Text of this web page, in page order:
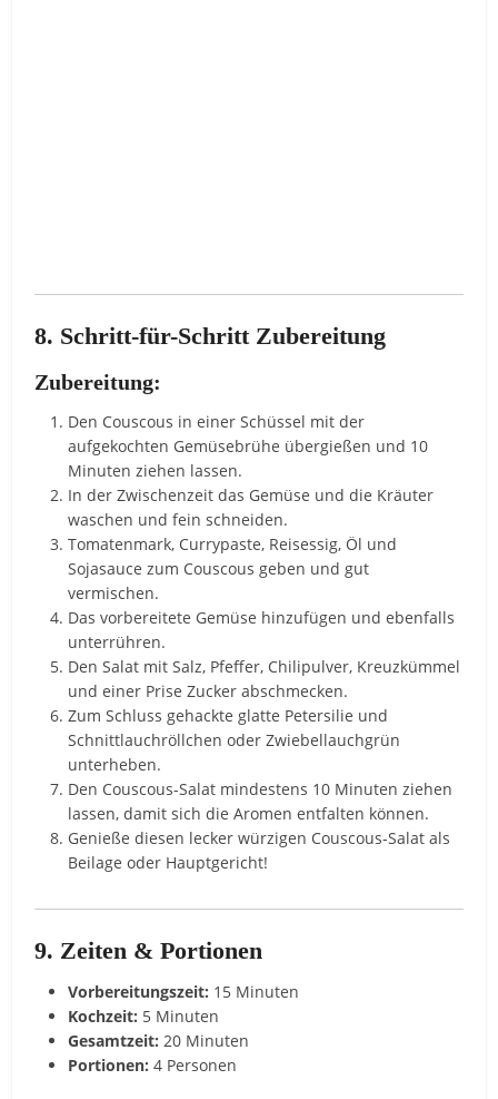
8. Schritt-für-Schritt Zubereitung
Zubereitung:
Den Couscous in einer Schüssel mit der
aufgekochten Gemüsebrühe übergießen und 10
Minuten ziehen lassen.
In der Zwischenzeit das Gemüse und die Kräuter
waschen und fein schneiden.
Tomatenmark, Currypaste, Reisessig, Öl und
Sojasauce zum Couscous geben und gut
vermischen.
Das vorbereitete Gemüse hinzufügen und ebenfalls
unterrühren.
Den Salat mit Salz, Pfeffer, Chilipulver, Kreuzkümmel
und einer Prise Zucker abschmecken.
Zum Schluss gehackte glatte Petersilie und
Schnittlauchröllchen oder Zwiebellauchgrün
unterheben.
Den Couscous-Salat mindestens 10 Minuten ziehen
lassen, damit sich die Aromen entfalten können.
Genieße diesen lecker würzigen Couscous-Salat als
Beilage oder Hauptgericht!
9. Zeiten & Portionen
Vorbereitungszeit: 15 Minuten
Kochzeit: 5 Minuten
Gesamtzeit: 20 Minuten
Portionen: 4 Personen